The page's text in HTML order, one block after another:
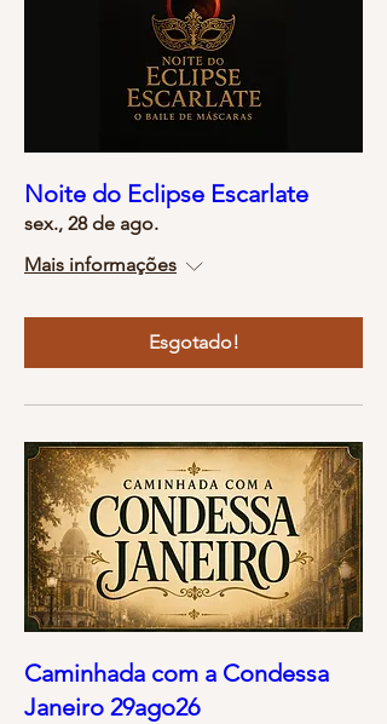
Noite do Eclipse Escarlate
sex., 28 de ago.
Mais informações
Esgotado!
Caminhada com a Condessa
Janeiro 29ago26